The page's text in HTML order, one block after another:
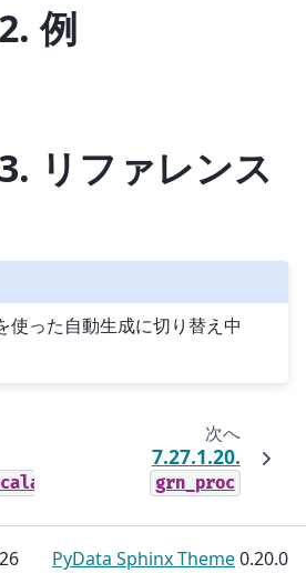
例
リファレンス
使った自動生成に切り替え中
次へ
7.27.1.20.
grn_proc
PyData Sphinx Theme0.20.0